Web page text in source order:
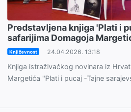
Predstavljena knjiga 'Plati i
safarijima Domagoja
Književnost 24.04.2026. 13:18
Knjiga istraživačkog novinara iz
Margetića "Plati i pucaj -Tajne